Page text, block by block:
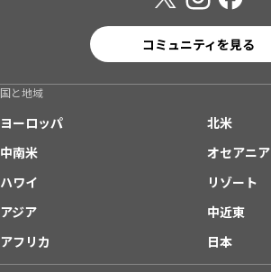
コミュニティを見る
国と地域
ヨーロッパ
北米
中南米
オセアニア
ハワイ
リゾート
アジア
中近東
アフリカ
日本